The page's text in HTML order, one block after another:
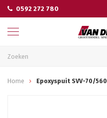
0592 272 780
Home Epoxyspuit SVV-70/560